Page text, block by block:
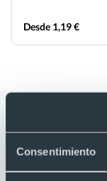
Consentimiento
Desde 1,19 €
Categorías
estanca
pequeña